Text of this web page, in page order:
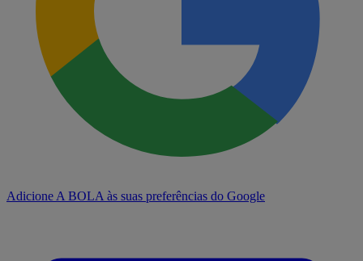
Adicione A BOLA às suas preferências do Google